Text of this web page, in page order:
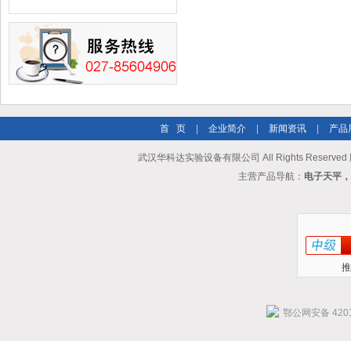
首 页 企业简介 新闻资讯 产品
武汉华科达实验设备有限公司 All Rights Reserved
主营产品导航： 电子天平
鄂公网安备